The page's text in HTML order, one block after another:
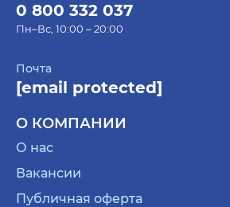
0 800 332 037
Пн–Вс, 10:00 – 20:00
Почта
[email protected]
О КОМПАНИИ
О нас
Вакансии
Публичная оферта